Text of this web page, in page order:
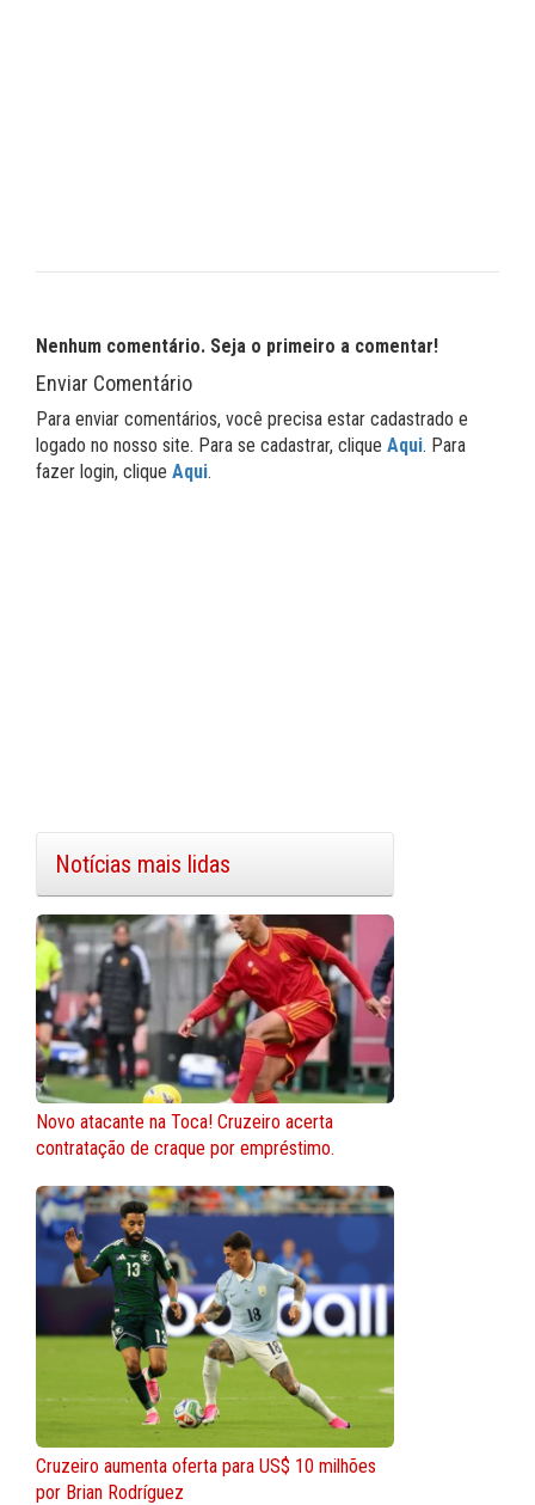
Nenhum comentário. Seja o primeiro a comentar!
Enviar Comentário
Para enviar comentários, você precisa estar cadastrado e
logado no nosso site. Para se cadastrar, clique Aqui. Para
fazer login, clique Aqui.
Notícias mais lidas
Novo atacante na Toca! Cruzeiro acerta
contratação de craque por empréstimo.
Cruzeiro aumenta oferta para US$ 10 milhões
por Brian Rodríguez